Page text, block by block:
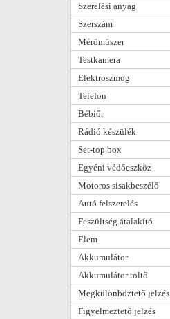
Szerelési anyag
Szerszám
Mérőműszer
Testkamera
Elektroszmog
Telefon
Bébiőr
Rádió készülék
Set-top box
Egyéni védőeszköz
Motoros sisakbeszélő
Autó felszerelés
Feszültség átalakító
Elem
Akkumulátor
Akkumulátor töltő
Megkülönböztető jelzés
Figyelmeztető jelzés